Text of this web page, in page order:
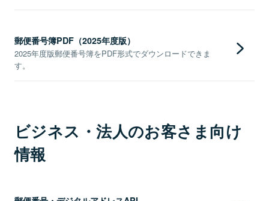
郵便番号簿PDF（2025年度版）
2025年度版郵便番号簿をPDF形式でダウンロードできま
す。
ビジネス・法人のお客さま向け
情報